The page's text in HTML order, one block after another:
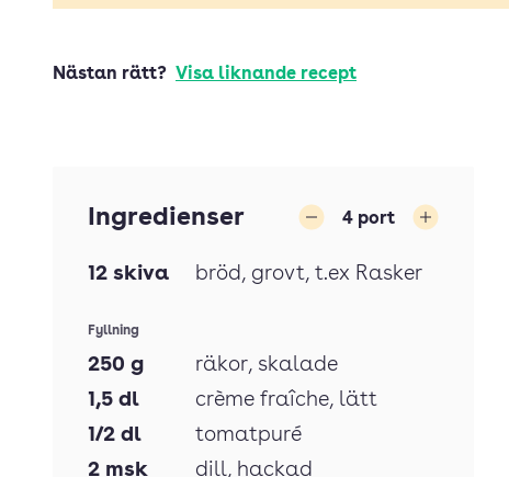
Nästan rätt? Visa liknande recept
Ingredienser 4 port
12 skiva bröd, grovt, t.ex Rasker
Fyllning
250 g räkor, skalade
1,5 dl crème fraîche, lätt
1/2 dl
tomatpuré
2 msk dill, hackad